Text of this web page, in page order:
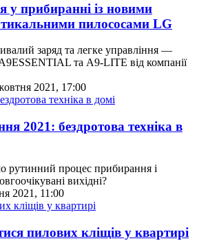
у прибиранні із новими
пилососами LG
заряд та легке управління —
та A9-LITE від компанії
2021, 17:00
2021: бездротова техніка в
рутинний процес прибирання і
вихідні?
2021, 11:00
пилових кліщів у квартирі